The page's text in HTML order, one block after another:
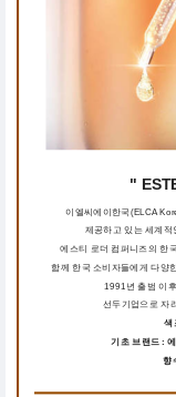
"
이엘씨에이한국(ELCA
제공하고 있는 세계적
에스티 로더 컴퍼니즈의 한
함께 한국 소비자들에게 다양
1991년 출범 이
선두기업으로 자
색
기초 브랜드 :
향